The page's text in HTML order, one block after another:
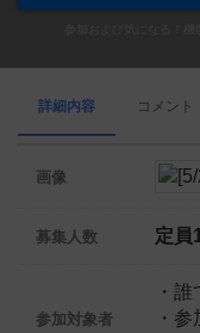
詳細内容 コメント
画像
募集人数 定員
参加対象者
・
・